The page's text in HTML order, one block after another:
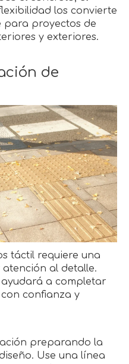
los convierte
para proyectos de
y exteriores.
de
táctil requiere una
al detalle.
a completar
confianza y
preparando la
Use una línea